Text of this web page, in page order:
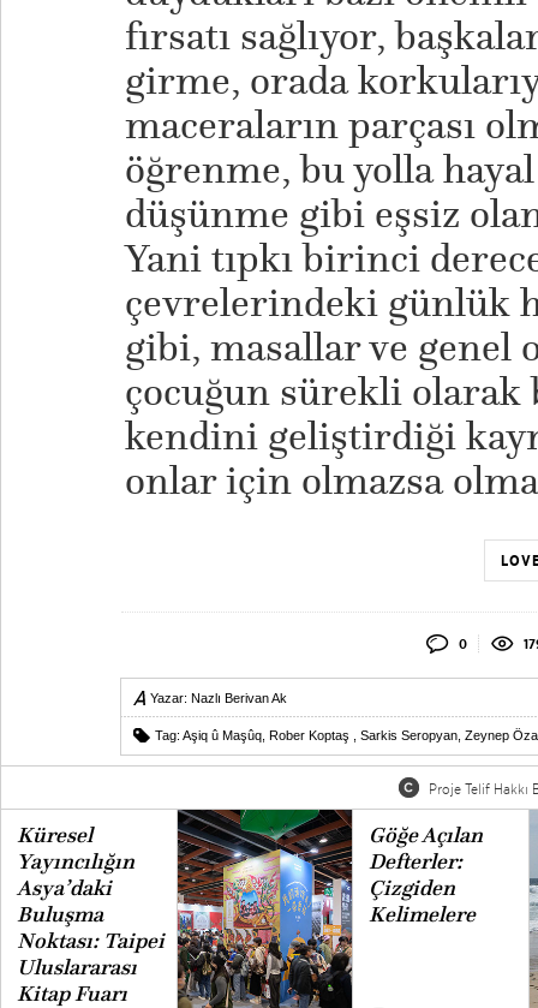
fırsatı sağlıyor,
girme, orada
maceraların parçası
öğrenme, bu yolla
düşünme gibi eşsiz
Yani tıpkı birinci
çevrelerindeki günlük
gibi, masallar ve genel
çocuğun sürekli
kendini geliştirdiği
onlar için olmazsa
0
Yazar: Nazlı Berivan Ak
Tag: Aşiq û Maşûq Rober Koptaş Sarkis Seropyan Zeynep
Proje Telif Hakkı
Küresel
Yayıncılığın
Asya’daki
Buluşma
Noktası: Taipei
Uluslararası
Kitap Fuarı
Göğe Açılan
Defterler:
Çizgiden
Kelimelere